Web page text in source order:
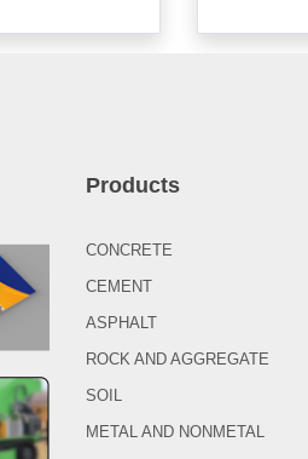
Products
CONCRETE
CEMENT
ASPHALT
ROCK AND AGGREGATE
SOIL
METAL AND NONMETAL